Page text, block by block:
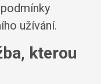
užívání.
kterou